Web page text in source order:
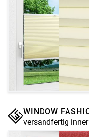
WINDOW
versandfertig